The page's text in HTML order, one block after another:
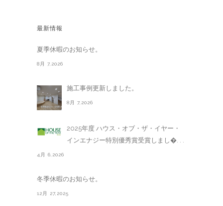
最新情報
夏季休暇のお知らせ。
8月 7,2026
施工事例更新しました。
8月 7,2026
2025年度 ハウス・オブ・ザ・イヤー・
インエナジー特別優秀賞受賞しまし�. . .
4月 6,2026
冬季休暇のお知らせ。
12月 27,2025